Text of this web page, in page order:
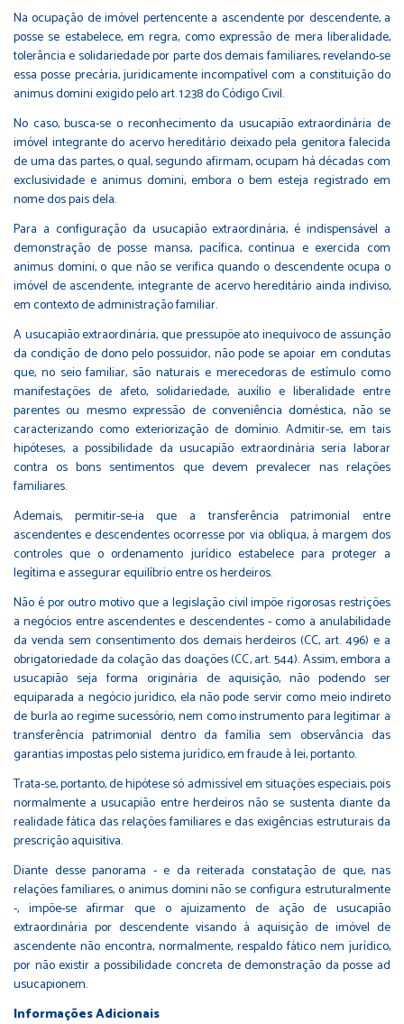
Na ocupação de imóvel pertencente a ascendente por descendente, a
posse se estabelece, em regra, como expressão de mera liberalidade,
tolerância e solidariedade por parte dos demais familiares, revelando-se
essa posse precária, juridicamente incompatível com a constituição do
animus domini exigido pelo art. 1.238 do Código Civil.
No caso, busca-se o reconhecimento da usucapião extraordinária de
imóvel integrante do acervo hereditário deixado pela genitora falecida
de uma das partes, o qual, segundo afirmam, ocupam há décadas com
exclusividade e animus domini, embora o bem esteja registrado em
nome dos pais dela.
Para a configuração da usucapião extraordinária, é indispensável a
demonstração de posse mansa, pacífica, contínua e exercida com
animus domini, o que não se verifica quando o descendente ocupa o
imóvel de ascendente, integrante de acervo hereditário ainda indiviso,
em contexto de administração familiar.
A usucapião extraordinária, que pressupõe ato inequívoco de assunção
da condição de dono pelo possuidor, não pode se apoiar em condutas
que, no seio familiar, são naturais e merecedoras de estímulo como
manifestações de afeto, solidariedade, auxílio e liberalidade entre
parentes ou mesmo expressão de conveniência doméstica, não se
caracterizando como exteriorização de domínio. Admitir-se, em tais
hipóteses, a possibilidade da usucapião extraordinária seria laborar
contra os bons sentimentos que devem prevalecer nas relações
familiares.
Ademais, permitir-se-ia que a transferência patrimonial entre
ascendentes e descendentes ocorresse por via oblíqua, à margem dos
controles que o ordenamento jurídico estabelece para proteger a
legítima e assegurar equilíbrio entre os herdeiros.
Não é por outro motivo que a legislação civil impõe rigorosas restrições
a negócios entre ascendentes e descendentes - como a anulabilidade
da venda sem consentimento dos demais herdeiros (CC, art. 496) e a
obrigatoriedade da colação das doações (CC, art. 544). Assim, embora a
usucapião seja forma originária de aquisição, não podendo ser
equiparada a negócio jurídico, ela não pode servir como meio indireto
de burla ao regime sucessório, nem como instrumento para legitimar a
transferência patrimonial dentro da família sem observância das
garantias impostas pelo sistema jurídico, em fraude à lei, portanto.
Trata-se, portanto, de hipótese só admissível em situações especiais, pois
normalmente a usucapião entre herdeiros não se sustenta diante da
realidade fática das relações familiares e das exigências estruturais da
prescrição aquisitiva.
Diante desse panorama - e da reiterada constatação de que, nas
relações familiares, o animus domini não se configura estruturalmente
-, impõe-se afirmar que o ajuizamento de ação de usucapião
extraordinária por descendente visando à aquisição de imóvel de
ascendente não encontra, normalmente, respaldo fático nem jurídico,
por não existir a possibilidade concreta de demonstração da posse ad
usucapionem.
Informações Adicionais